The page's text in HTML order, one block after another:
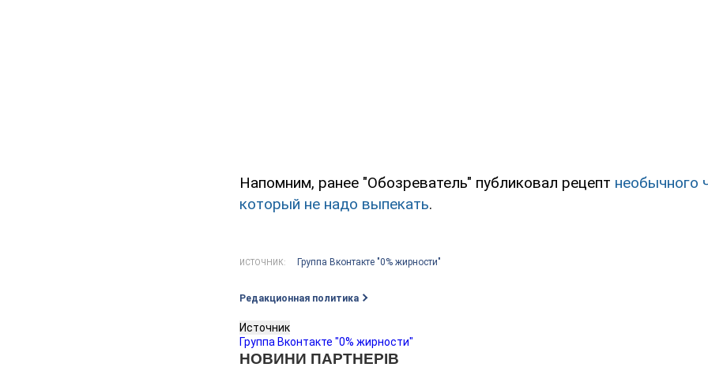
Напомним, ранее "Обозреватель" публиковал рецепт необычного
который не надо выпекать.
ИСТОЧНИК: Группа Вконтакте "0% жирности"
Редакционная политика
Источник
Группа Вконтакте "0% жирности"